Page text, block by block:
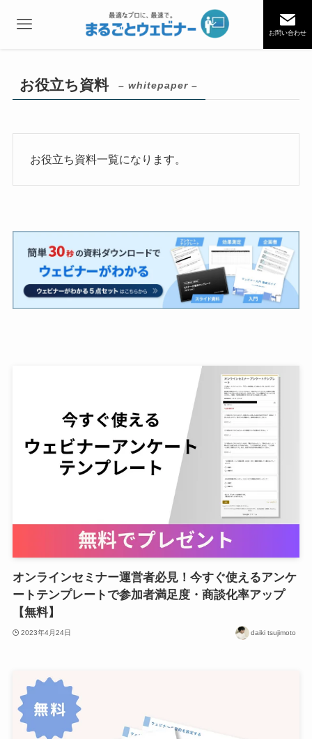
お問い合わせ
お役立ち資料 – whitepaper –
お役立ち資料一覧になります。
オンラインセミナー運営者必見！今すぐ使えるアンケ
ートテンプレートで参加者満足度・商談化率アップ
【無料】
2023年4月24日 daiki tsujimoto